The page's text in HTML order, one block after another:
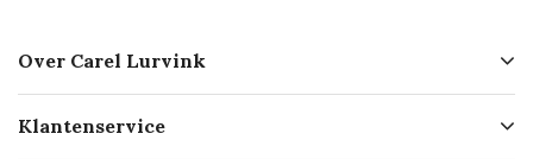
Over Carel Lurvink
Geschiedenis
Klantenservice